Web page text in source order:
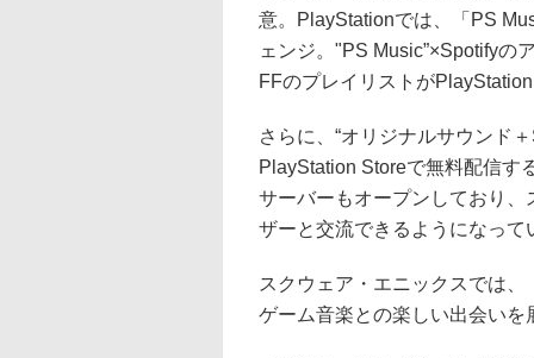
意。PlayStationでは、「PS
ェンジ。"PS Music”×Spotifyの
FFのプレイリストがPlayStation
さらに、“オリジナルサウンド
PlayStation Storeで無料配信す
サーバーもオープンしており
ザーと交流できるようになって
スクウェア・エニックスでは、
ゲーム音楽との楽しい出会いを